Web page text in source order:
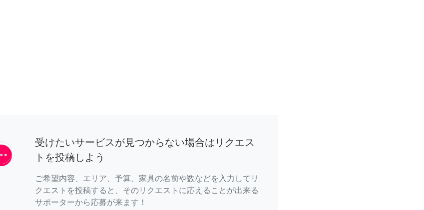
受けたいサービスが見つからない場合はリクエス
トを投稿しよう
ご希望内容、エリア、予算、家具の名前や数などを入力してリ
クエストを投稿すると、そのリクエストに応えることが出来る
サポーターから応募が来ます！